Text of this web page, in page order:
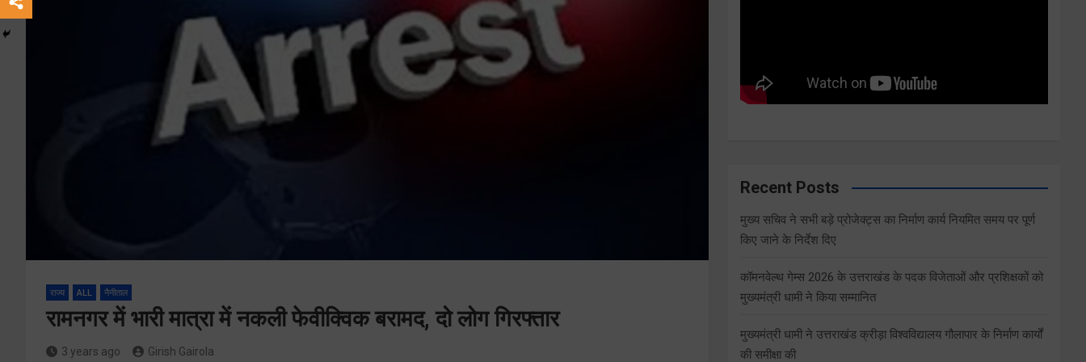
राज्य ALL नैनीताल
रामनगर में भारी मात्रा में नकली फेवीक्विक बरामद, दो लोग गिरफ्तार
3 years ago Girish Gairola
Recent Posts
मुख्य सचिव ने सभी बड़े प्रोजेक्ट्स का निर्माण कार्य नियमित समय पर पूर्ण
किए जाने के निर्देश दिए
कॉमनवेल्थ गेम्स 2026 के उत्तराखंड के पदक विजेताओं और प्रशिक्षकों को
मुख्यमंत्री धामी ने किया सम्मानित
मुख्यमंत्री धामी ने उत्तराखंड क्रीड़ा विश्वविद्यालय गौलापार के निर्माण कार्यों
की समीक्षा की